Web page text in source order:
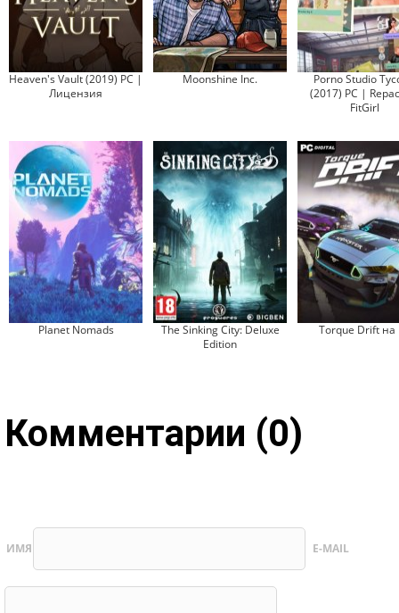
Heaven's Vault (2019) PC |
Лицензия
Moonshine Inc.
Porno Studio
(2017) PC |
FitGirl
Planet Nomads
The Sinking City: Deluxe
Edition
Torque Drift на
Комментарии (0)
ИМЯ E-MAIL